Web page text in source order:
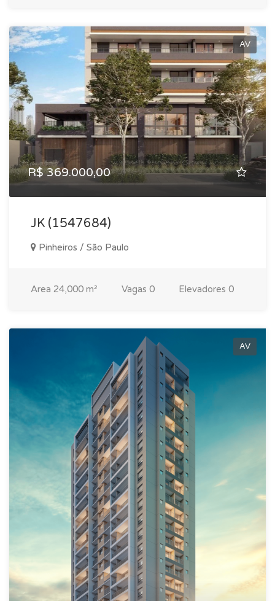
AV
R$ 369.000,00
JK (1547684)
Pinheiros / São Paulo
Area 24,000 m² Vagas 0 Elevadores 0
AV